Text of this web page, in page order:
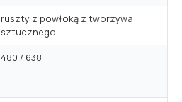
ruszty z powłoką z tworzywa
sztucznego
480 / 638